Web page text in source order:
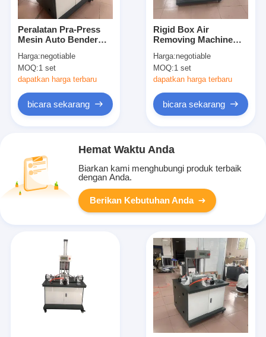
Peralatan Pra-Press
Mesin Auto Bender
Harga:negotiable
MOQ:1 set
dapatkan harga terbaru
bicara sekarang
Rigid Box Air
Removing Machine
Paper Box Air
Pressing Machine
Mesin penekan udara
Harga:negotiable
MOQ:1 set
dapatkan harga terbaru
bicara sekarang
Hemat Waktu Anda
Biarkan kami menghubungi produk terbaik
dengan Anda.
Berikan Kebutuhan Anda